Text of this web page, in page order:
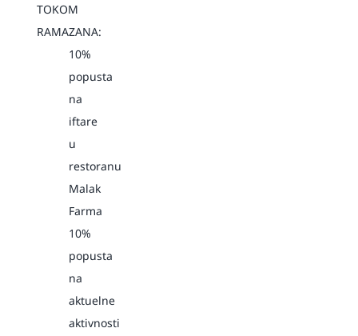
TOKOM
RAMAZANA:
10%
popusta
na
iftare
u
restoranu
Malak
Farma
10%
popusta
na
aktuelne
aktivnosti